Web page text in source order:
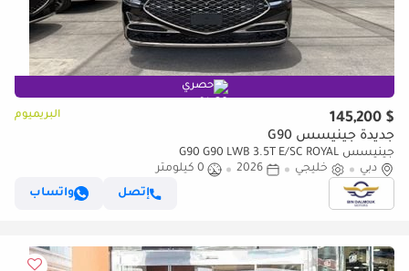
حصري
$ 145,200 البريميوم
جديدة جينيسس G90
جينيسس G90 G90 LWB 3.5T E/SC ROYAL
دبي
خليجي 2026
0 كيلومتر
إتصل
واتساب